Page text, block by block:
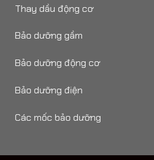
Thay dầu động cơ
Bảo dưỡng gầm
Bảo dưỡng động cơ
Bảo dưỡng điện
Các mốc bảo dưỡng